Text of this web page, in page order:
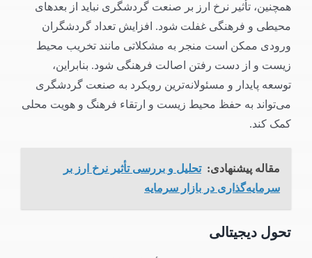
همچنین، تأثیر نرخ ارز بر صنعت گردشگری نباید از بعد‌های
محیطی و فرهنگی غفلت شود. افزایش تعداد گردشگران
ورودی ممکن است منجر به مشکلاتی مانند تخریب محیط
زیست و از دست رفتن اصالت فرهنگی شود. بنابراین،
توسعه پایدار و مسئولانه‌ترین رویکرد به صنعت گردشگری
می‌تواند به حفظ محیط زیست و ارتقاء فرهنگ و هویت محلی
کمک کند.
مقاله پیشنهادی: تحلیل و بررسی تأثیر نرخ ارز بر
سرمایه‌گذاری در بازار سرمایه
تحول دیجیتالی